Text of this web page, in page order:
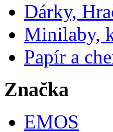
Dárky,
Minilaby,
Papír a
Značka
EMOS